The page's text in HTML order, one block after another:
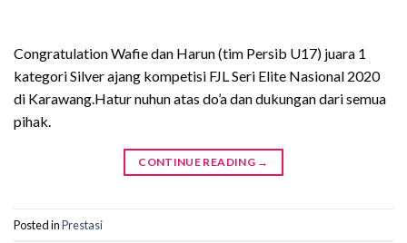
Congratulation Wafie dan Harun (tim Persib U17) juara 1
kategori Silver ajang kompetisi FJL Seri Elite Nasional 2020
di Karawang.Hatur nuhun atas do’a dan dukungan dari semua
pihak.
CONTINUE READING →
Posted inPrestasi